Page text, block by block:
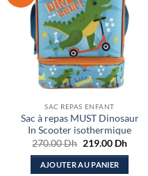
SAC REPAS ENFANT
Sac à repas MUST Dinosaur
In Scooter isothermique
270.00Dh Le
initial
était :
219.00 DhLe
actuel
AJOUTER AU PANIER